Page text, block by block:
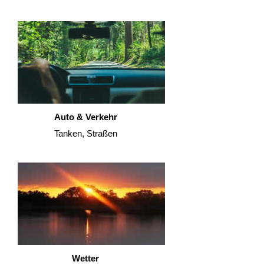
Auto & Verkehr
Tanken, Straßen
Wetter